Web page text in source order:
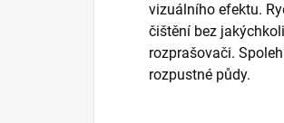
vizuálního efektu.
čištění bez
rozprašovači.
rozpustné půdy.